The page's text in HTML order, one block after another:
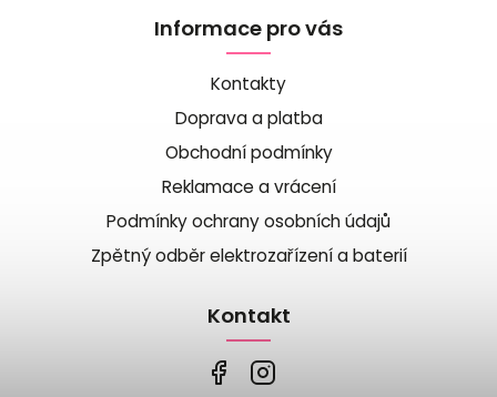
Informace pro vás
Kontakty
Doprava a platba
Obchodní podmínky
Reklamace a vrácení
Podmínky ochrany osobních údajů
Zpětný odběr elektrozařízení a baterií
Kontakt